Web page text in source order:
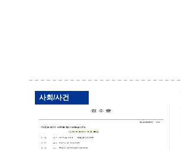
사회/사건